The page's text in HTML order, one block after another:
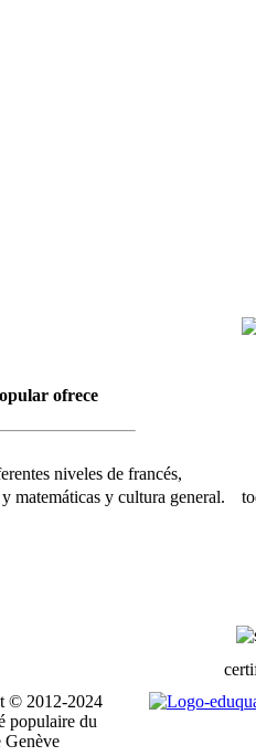
ofrece
niveles de francés,
matemáticas y cultura general.
© 2012-2024
populaire du
Genève